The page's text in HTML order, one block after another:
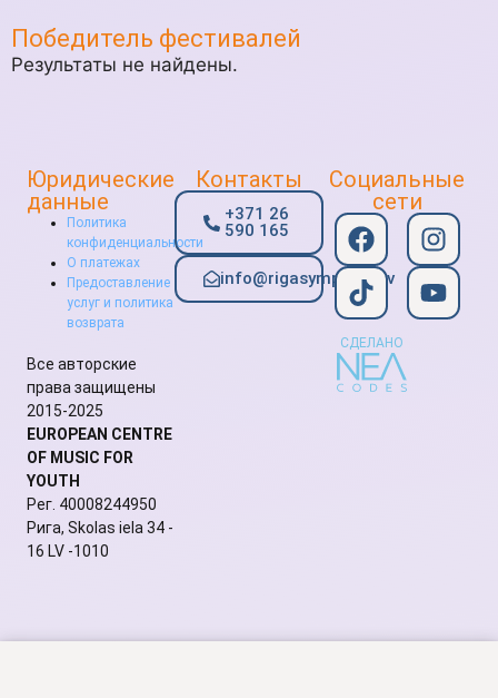
Победитель фестивалей
Результаты не найдены.
Юридические
данные
Политика
конфиденциальности
О платежах
Предоставление
услуг и политика
возврата
Все авторские
права защищены
2015-2025
EUROPEAN CENTRE
OF MUSIC FOR
YOUTH
Рег. 40008244950
Рига, Skolas iela 34 -
16 LV -1010
Контакты
+371 26
590 165
info@rigasymphony.lv
Социальные
сети
СДЕЛАНО